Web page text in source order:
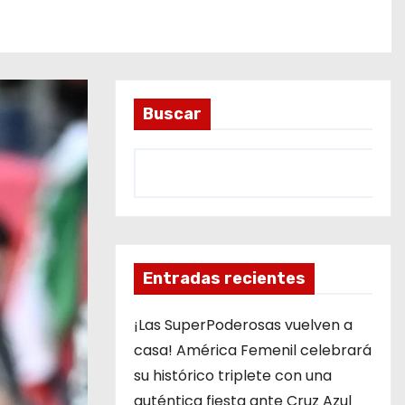
Buscar
Entradas recientes
¡Las SuperPoderosas vuelven a
casa! América Femenil celebrará
su histórico triplete con una